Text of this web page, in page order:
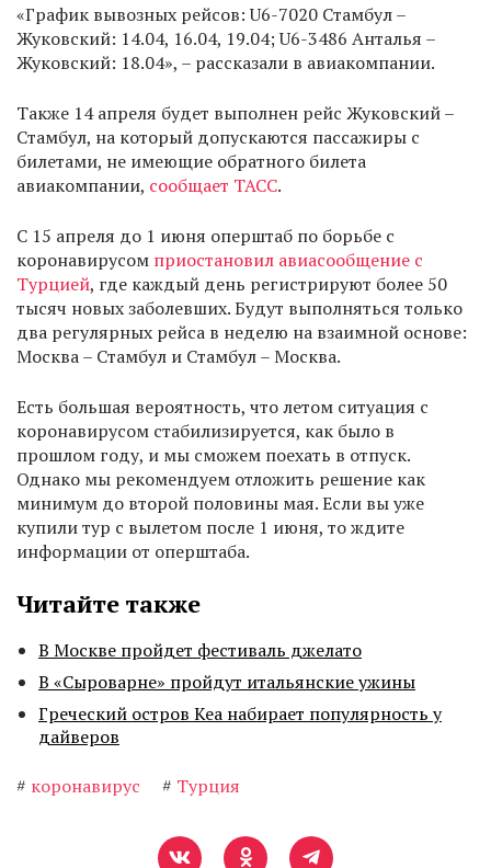
«График вывозных рейсов: U6-7020 Стамбул –
Жуковский: 14.04, 16.04, 19.04; U6-3486 Анталья –
Жуковский: 18.04», – рассказали в авиакомпании.
Также 14 апреля будет выполнен рейс Жуковский –
Стамбул, на который допускаются пассажиры с
билетами, не имеющие обратного билета
авиакомпании, сообщает ТАСС.
С 15 апреля до 1 июня оперштаб по борьбе с
коронавирусом приостановил авиасообщение с
Турцией, где каждый день регистрируют более 50
тысяч новых заболевших. Будут выполняться только
два регулярных рейса в неделю на взаимной основе:
Москва – Стамбул и Стамбул – Москва.
Есть большая вероятность, что летом ситуация с
коронавирусом стабилизируется, как было в
прошлом году, и мы сможем поехать в отпуск.
Однако мы рекомендуем отложить решение как
минимум до второй половины мая. Если вы уже
купили тур с вылетом после 1 июня, то ждите
информации от оперштаба.
Читайте также
В Москве пройдет фестиваль джелато
В «Сыроварне» пройдут итальянские ужины
Греческий остров Кеа набирает популярность у
дайверов
# коронавирус # Турция